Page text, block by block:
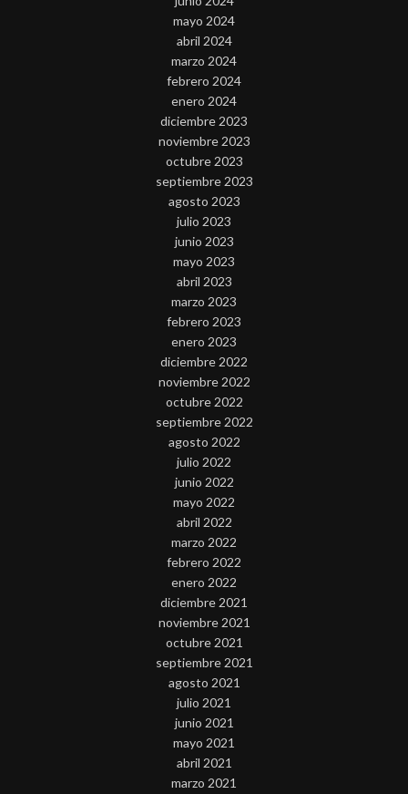
mayo 2024
abril 2024
marzo 2024
febrero 2024
enero 2024
diciembre 2023
noviembre 2023
octubre 2023
septiembre 2023
agosto 2023
julio 2023
junio 2023
mayo 2023
abril 2023
marzo 2023
febrero 2023
enero 2023
diciembre 2022
noviembre 2022
octubre 2022
septiembre 2022
agosto 2022
julio 2022
junio 2022
mayo 2022
abril 2022
marzo 2022
febrero 2022
enero 2022
diciembre 2021
noviembre 2021
octubre 2021
septiembre 2021
agosto 2021
julio 2021
junio 2021
mayo 2021
abril 2021
marzo 2021